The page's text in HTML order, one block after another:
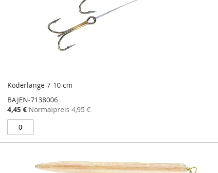
Köderlänge 7-10 cm
BAJEN-7138006
Sonderangebot
4,45 € Normalpreis 4,95 €